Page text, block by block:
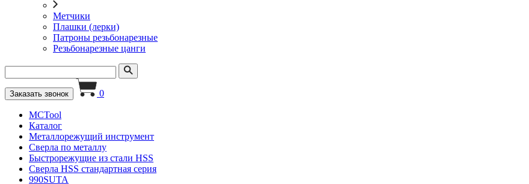
Метчики
Плашки (лерки)
Патроны резьбонарезные
Резьбонарезные цанги
Заказать звонок 0
MCTool
Каталог
Металлорежущий инструмент
Сверла по металлу
Быстрорежущие из стали HSS
Сверла HSS стандартная серия
990SUTA